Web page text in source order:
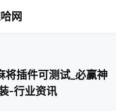
网
插件可测试_必赢神
-行业资讯